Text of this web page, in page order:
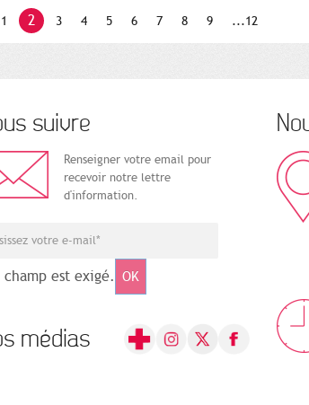
1 2 3 4 5 6 7 8 9 ...12
suivre
Renseigner votre email pour
recevoir notre lettre
d'information.
champ est exigé. OK
médias